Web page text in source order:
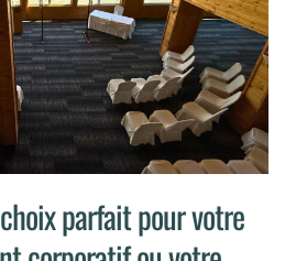
parfait pour votre